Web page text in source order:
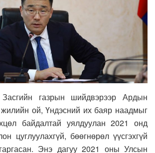
газрын шийдвэрээр Ардын
ой, Үндэсний их баяр наадмыг
байдалтай уялдуулан 2021 онд
цуглуулахгүй, бөөгнөрөл үүсгэхгүй
Энэ дагуу 2021 оны Улсын